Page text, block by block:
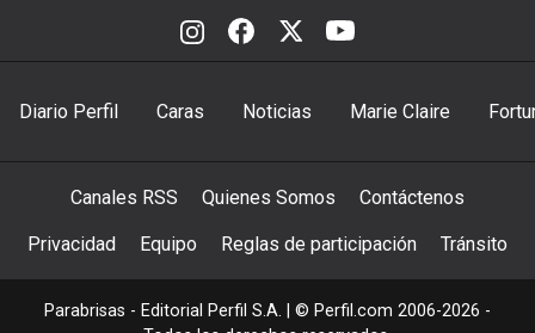
Diario Perfil Caras Noticias Marie Claire
Canales RSS Quienes Somos Contáctenos
Privacidad Equipo Reglas de participación Tránsito
Parabrisas - Editorial Perfil S.A. | © Perfil.com 2006-2026 -